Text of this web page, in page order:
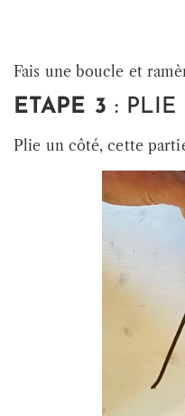
Fais une boucle et
ETAPE 3 : PLIE
Plie un côté, cette